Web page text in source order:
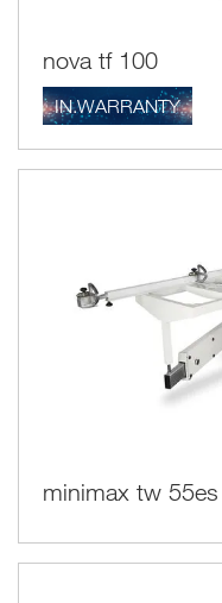
nova tf 100
IN.WARRANTY
minimax tw 55es